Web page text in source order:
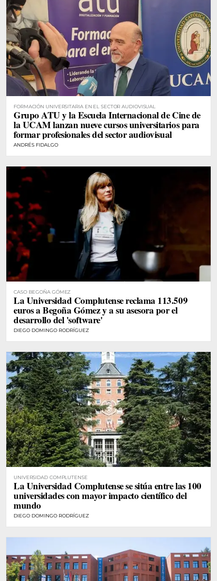
FORMACIÓN UNIVERSITARIA EN EL SECTOR AUDIOVISUAL
Grupo ATU y la Escuela Internacional de Cine de
la UCAM lanzan nueve cursos universitarios para
formar profesionales del sector audiovisual
ANDRÉS FIDALGO
CASO BEGOÑA GÓMEZ
La Universidad Complutense reclama 113.509
euros a Begoña Gómez y a su asesora por el
desarrollo del 'software'
DIEGO DOMINGO RODRÍGUEZ
UNIVERSIDAD COMPLUTENSE
La Universidad Complutense se sitúa entre las 100
universidades con mayor impacto científico del
mundo
DIEGO DOMINGO RODRÍGUEZ